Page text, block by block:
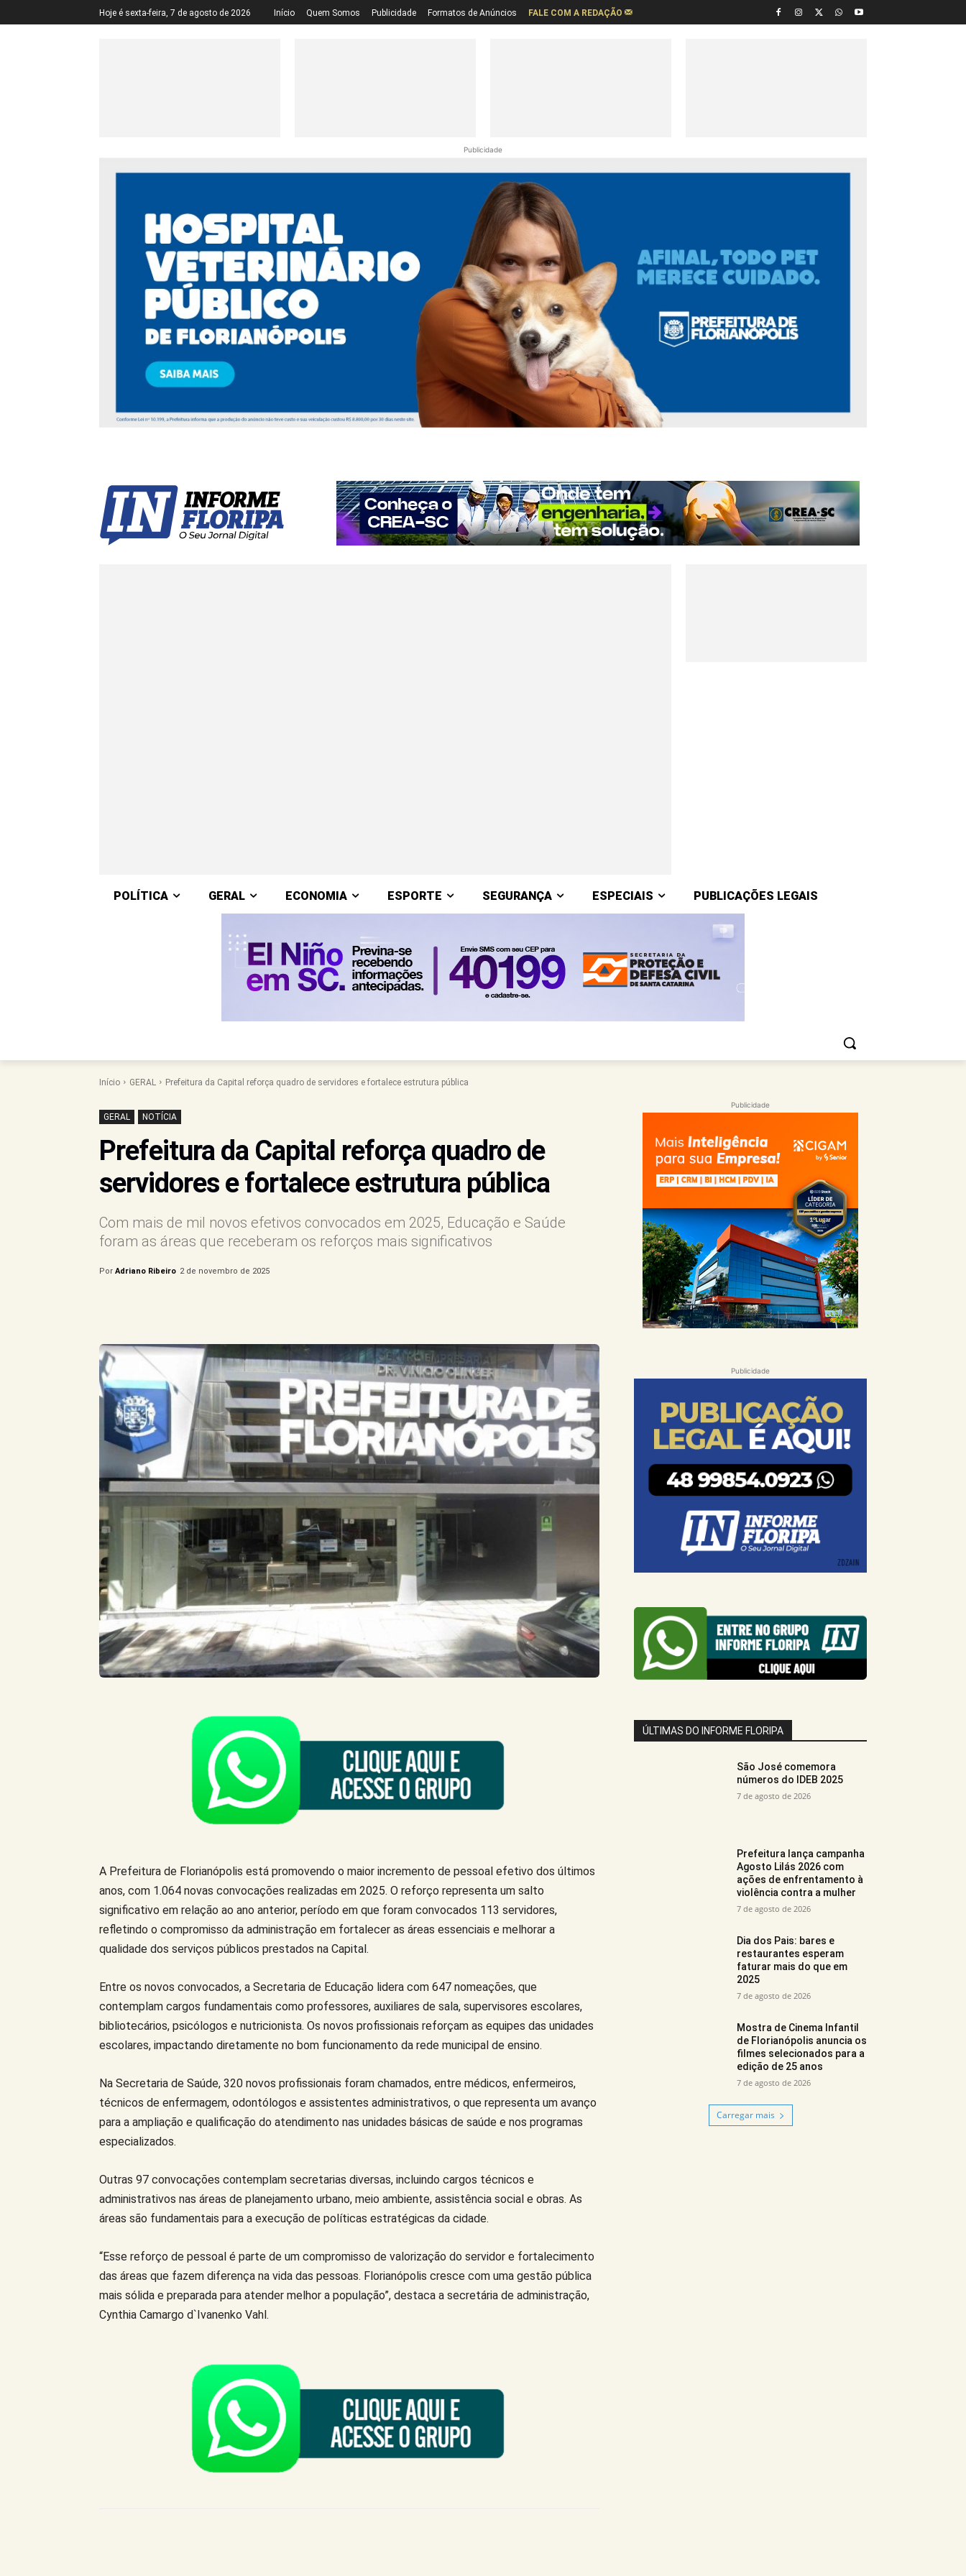
Hoje é sexta-feira, 7 de agosto de 2026 Início Quem Somos Publicidade Formatos de Anúncios FALE COM A REDAÇÃO
Publicidade
POLÍTICA GERAL ECONOMIA ESPORTE SEGURANÇA ESPECIAIS PUBLICAÇÕES LEGAIS
Início GERAL Prefeitura da Capital reforça quadro de servidores e fortalece estrutura pública
GERAL NOTÍCIA
Prefeitura da Capital reforça quadro de
servidores e fortalece estrutura pública
Com mais de mil novos efetivos convocados em 2025, Educação e Saúde
foram as áreas que receberam os reforços mais significativos
Por Adriano Ribeiro 2 de novembro de 2025
A Prefeitura de Florianópolis está promovendo o maior incremento de pessoal efetivo dos últimos
anos, com 1.064 novas convocações realizadas em 2025. O reforço representa um salto
significativo em relação ao ano anterior, período em que foram convocados 113 servidores,
refletindo o compromisso da administração em fortalecer as áreas essenciais e melhorar a
qualidade dos serviços públicos prestados na Capital.
Entre os novos convocados, a Secretaria de Educação lidera com 647 nomeações, que
contemplam cargos fundamentais como professores, auxiliares de sala, supervisores escolares,
bibliotecários, psicólogos e nutricionista. Os novos profissionais reforçam as equipes das unidades
escolares, impactando diretamente no bom funcionamento da rede municipal de ensino.
Na Secretaria de Saúde, 320 novos profissionais foram chamados, entre médicos, enfermeiros,
técnicos de enfermagem, odontólogos e assistentes administrativos, o que representa um avanço
para a ampliação e qualificação do atendimento nas unidades básicas de saúde e nos programas
especializados.
Outras 97 convocações contemplam secretarias diversas, incluindo cargos técnicos e
administrativos nas áreas de planejamento urbano, meio ambiente, assistência social e obras. As
áreas são fundamentais para a execução de políticas estratégicas da cidade.
“Esse reforço de pessoal é parte de um compromisso de valorização do servidor e fortalecimento
das áreas que fazem diferença na vida das pessoas. Florianópolis cresce com uma gestão pública
mais sólida e preparada para atender melhor a população”, destaca a secretária de administração,
Cynthia Camargo d`Ivanenko Vahl.
Publicidade
Publicidade
ÚLTIMAS DO INFORME FLORIPA
São José comemora
números do IDEB 2025
7 de agosto de 2026
Prefeitura lança campanha
Agosto Lilás 2026 com
ações de enfrentamento à
violência contra a mulher
7 de agosto de 2026
Dia dos Pais: bares e
restaurantes esperam
faturar mais do que em
2025
7 de agosto de 2026
Mostra de Cinema Infantil
de Florianópolis anuncia os
filmes selecionados para a
edição de 25 anos
7 de agosto de 2026
Carregar mais